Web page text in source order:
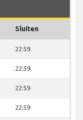
Sluiten
22:59
22:59
22:59
22:59